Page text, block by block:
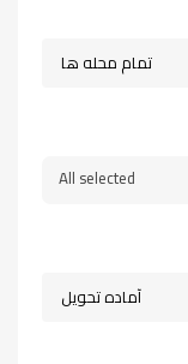
تمام محله ها
All selected
آماده تحویل